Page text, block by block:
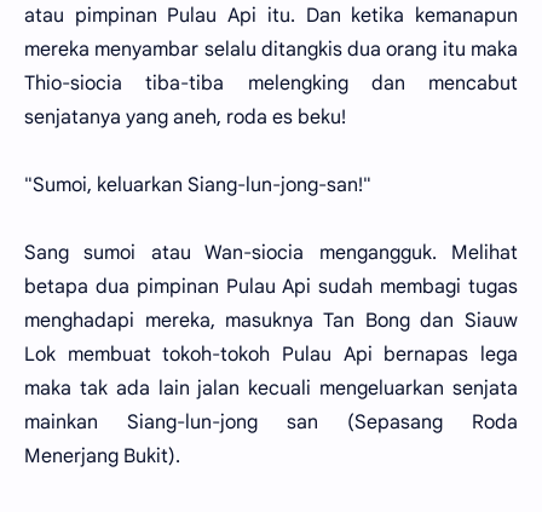
atau pimpinan Pulau Api itu. Dan ketika kemanapun
mereka menyambar selalu ditangkis dua orang itu maka
Thio-siocia tiba-tiba melengking dan mencabut
senjatanya yang aneh, roda es beku!
"Sumoi, keluarkan Siang-lun-jong-san!"
Sang sumoi atau Wan-siocia mengangguk. Melihat
betapa dua pimpinan Pulau Api sudah membagi tugas
menghadapi mereka, masuknya Tan Bong dan Siauw
Lok membuat tokoh-tokoh Pulau Api bernapas lega
maka tak ada lain jalan kecuali mengeluarkan senjata
mainkan Siang-lun-jong san (Sepasang Roda
Menerjang Bukit).